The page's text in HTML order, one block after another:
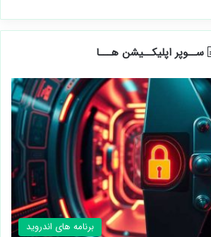
ســوپر اپلیکــیشن هـــا
برنامه های اندروید